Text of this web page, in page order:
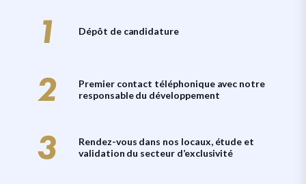
Dépôt de candidature
Premier contact téléphonique avec notre
responsable du développement
Rendez-vous dans nos locaux, étude et
validation du secteur d’exclusivité